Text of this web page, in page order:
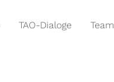
TAO-Dialoge Team